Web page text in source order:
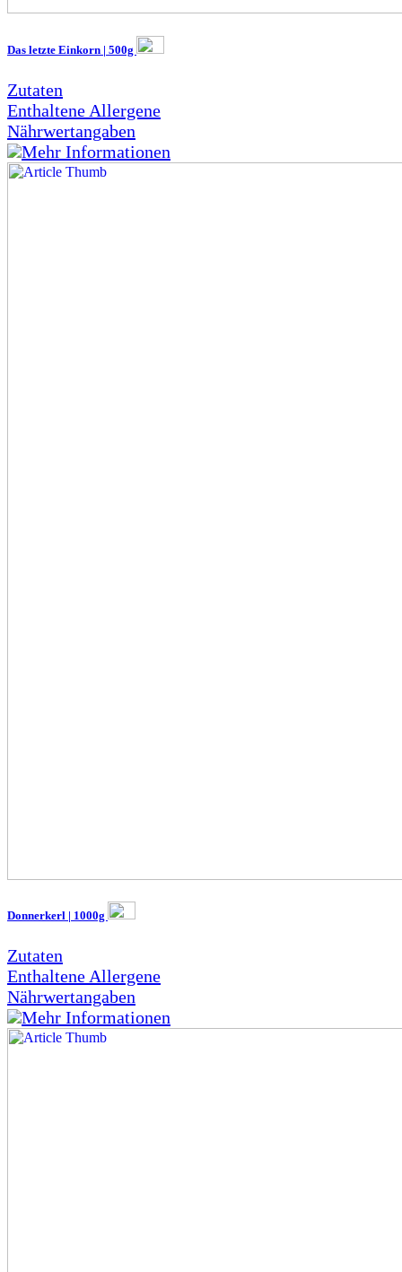
Das letzte Einkorn | 500g
Zutaten
Enthaltene Allergene
Nährwertangaben
Mehr Informationen
Donnerkerl | 1000g
Zutaten
Enthaltene Allergene
Nährwertangaben
Mehr Informationen